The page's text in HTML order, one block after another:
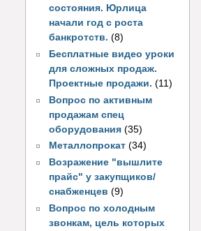
состояния. Юрлица
начали год с роста
банкротств. (8)
Бесплатные видео уроки
для сложных продаж.
Проектные продажи. (11)
Вопрос по активным
продажам спец
оборудования (35)
Металлопрокат (34)
Возражение "вышлите
прайс" у закупщиков/
снабженцев (9)
Вопрос по холодным
звонкам, цель которых